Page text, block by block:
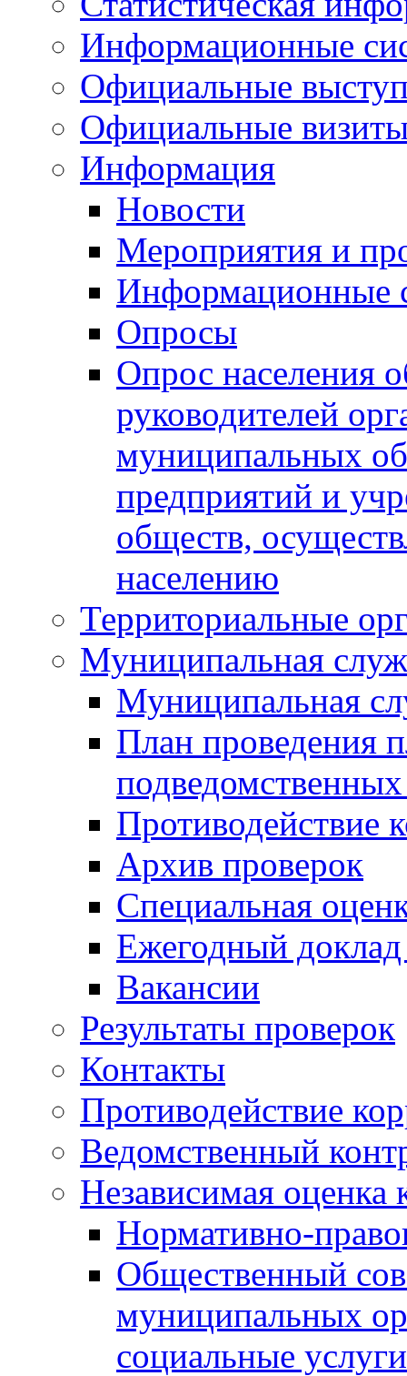
Информационные
Официальные
Официальные
Информация
Новости
Мероприятия и
Информационные
Опросы
Опрос населения
руководителей
муниципальных
предприятий и
обществ,
населению
Территориальные
Муниципальная
Муниципальная
План проведения
Противодействие
Архив проверок
Специальная
Ежегодный
Вакансии
Результаты проверок
Контакты
Противодействие
Ведомственный
Независимая оценка
Нормативно-
Общественный
муниципальных
социальные